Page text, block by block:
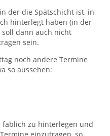
der die Spätschicht ist, in
hinterlegt haben (in der
soll dann auch nicht
sein.
noch andere Termine
so aussehen:
fablich zu hinterlegen und